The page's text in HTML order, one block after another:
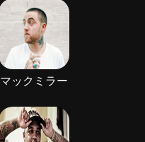
マックミラー